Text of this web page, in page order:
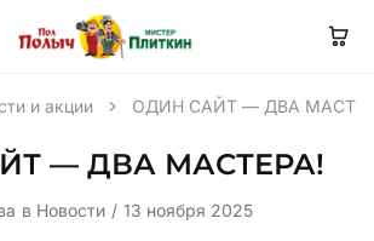
и акции ОДИН САЙТ — ДВА
— ДВА МАСТЕРА!
в Новости 13 ноября 2025